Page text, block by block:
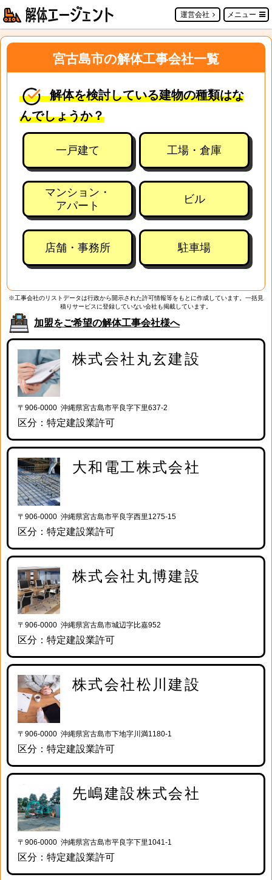
運営会社 メニュー
宮古島市の解体工事会社一覧
解体を検討している建物の種類はな
んでしょうか？
一戸建て 工場・倉庫
マンション・
アパート
ビル
店舗・事務所 駐車場
※工事会社のリストデータは行政から開示された許可情報等をもとに作成しています。一括見
積りサービスに登録していない会社も掲載しています。
加盟をご希望の解体工事会社様へ
株式会社丸玄建設
〒906-0000 沖縄県宮古島市平良字下里637-2
区分：特定建設業許可
大和電工株式会社
〒906-0000 沖縄県宮古島市平良字西里1275-15
区分：特定建設業許可
株式会社丸博建設
〒906-0000 沖縄県宮古島市城辺字比嘉952
区分：特定建設業許可
株式会社松川建設
〒906-0000 沖縄県宮古島市下地字川満1180-1
区分：特定建設業許可
先嶋建設株式会社
〒906-0000 沖縄県宮古島市平良字下里1041-1
区分：特定建設業許可